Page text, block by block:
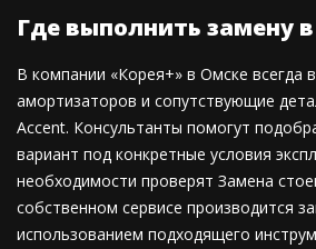
Где выполнить замену
В компании «Корея+» в Омске всегда
амортизаторов и сопутствующие
Accent. Консультанты помогут
вариант под конкретные условия
необходимости проверят Замена
собственном сервисе производится
использованием подходящего